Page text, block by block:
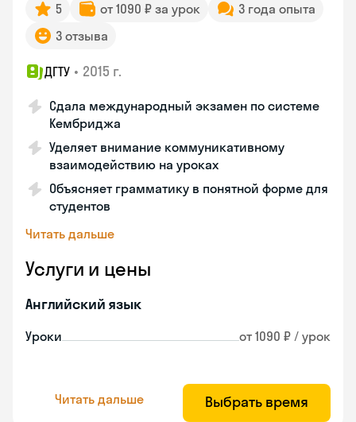
5 от 1090 ₽ за урок
3 года опыта
3 отзыва
ДГТУ • 2015 г.
Сдала международный экзамен по системе
Кембриджа
Уделяет внимание коммуникативному
взаимодействию на уроках
Объясняет грамматику в понятной форме для
студентов
Читать дальше
Услуги и цены
Английский язык
Уроки от 1090 ₽ / урок
Читать дальше Выбрать время